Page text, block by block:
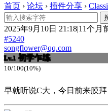
首页 › 论坛 › 插件分享 ›
2025年9月10日 21:18|11个月
#5240
songflower@qq.com
Lv.1 初学乍练
10/100(10%)
早就听说C大，今日前来膜拜